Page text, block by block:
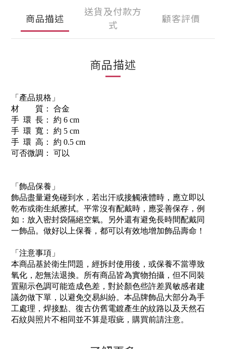
商品描述
送貨及付款方
式
顧客評價
商品描述
「產品規格」
材 質： 合金
手 環 長： 約 6 cm
手 環 寬： 約 5 cm
手 環 高： 約 0.5 cm
可否微調： 可以
「飾品保養」
飾品盡量避免碰到水，若出汗或接觸液體時，應立即以
乾布或衛生紙擦拭。平常沒有配戴時，應妥善保存，例
如：放入密封袋隔絕空氣。另外還有避免長時間配戴同
一飾品。做好以上保養，都可以有效地增加飾品壽命！
「注意事項」
本商品基於衛生問題，經拆封使用後，或保養不當導致
氧化，恕無法退換。所有商品皆為實物拍攝，但不同裝
置顯示色調可能造成色差，對於顏色些許差異敏感者建
議勿做下單，以避免交易糾紛。本品牌飾品大部分為手
工處理，焊接點、復古仿舊電鍍產生的紋路以及天然石
石紋與照片不相同並不算是瑕疵，購買前請注意。